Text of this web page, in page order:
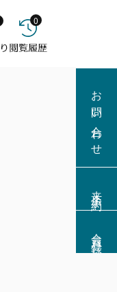
0
お問い合わせ
来店予約
会員登録